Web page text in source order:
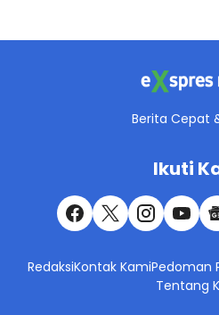
Berita Cepat
Ikuti
RedaksiKontak KamiPedoman
Tentang